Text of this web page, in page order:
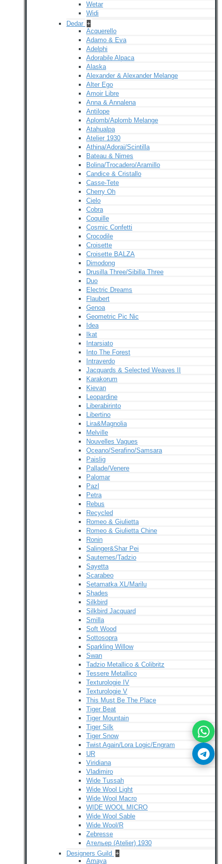
Wetar
Widi
Dedar +
Acquerello
Adamo & Eva
Adelphi
Adorabile Alpaca
Alaska
Alexander & Alexander Melange
Alter Ego
Amoir Libre
Anna & Annalena
Antilope
Aplomb/Aplomb Melange
Atahualpa
Atelier 1930
Athina/Adorai/Scintilla
Bateau & Nimes
Bolina/Trocadero/Aramillo
Candice & Cristallo
Casse-Tete
Cherry Oh
Cielo
Cobra
Coquille
Cosmic Confetti
Crocodile
Croisette
Croisette BALZA
Dimodong
Drusilla Three/Sibilla Three
Duo
Electric Dreams
Flaubert
Genoa
Geometric Pic Nic
Idea
Ikat
Intarsiato
Into The Forest
Intraverdo
Jacquards & Selected Weaves II
Karakorum
Kievan
Leopardine
Liberabirinto
Libertino
Lira&Magnolia
Melville
Nouvelles Vagues
Oceano/Serafino/Samsara
Paislig
Pallade/Venere
Palomar
Pazl
Petra
Rebus
Recycled
Romeo & Giulietta
Romeo & Giulietta Chine
Ronin
Salinger&Shar Pei
Sauternes/Tadzio
Sayetta
Scarabeo
Setamatka XL/Marilu
Shades
Silkbird
Silkbird Jacquard
Smilla
Soft Wood
Sottosopra
Sparkling Willow
Swan
Tadzio Metallico & Colibritz
Tessere Metallico
Texturologie IV
Texturologie V
This Must Be The Place
Tiger Beat
Tiger Mountain
Tiger Silk
Tiger Snow
Twist Again/Lora Logic/Engram
UR
Viridiana
Vladimiro
Wide Tussah
Wide Wool Light
Wide Wool Macro
WIDE WOOL MICRO
Wide Wool Sable
Wide Wool/R
Zebresse
Ательер (Atelier) 1930
Designers Guild +
Amaya